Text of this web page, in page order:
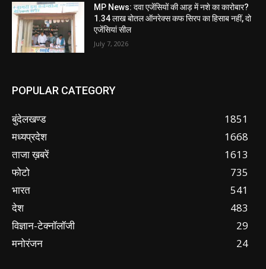
MP News: दवा एजेंसियों की आड़ में नशे का कारोबार?
1.34 लाख बोतल ऑनरेक्स कफ सिरप का हिसाब नहीं, दो
एजेंसियां सील
July 7, 2026
POPULAR CATEGORY
बुंदेलखण्ड
1851
मध्यप्रदेश
1668
ताजा ख़बरें
1613
फोटो
735
भारत
541
देश
483
विज्ञान-टेक्नॉलॉजी
29
मनोरंजन
24